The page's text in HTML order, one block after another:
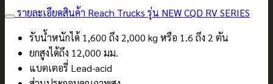
รายละเอียดสินค้า Reach Trucks รุ่น NEW CQD RV SERIES
รับน้ำหนักได้ 1,600 ถึง 2,000 kg หรือ 1.6 ถึง 2 ตัน
ยกสูงได้ถึง 12,000 มม.
แบตเตอรี่ Lead-acid